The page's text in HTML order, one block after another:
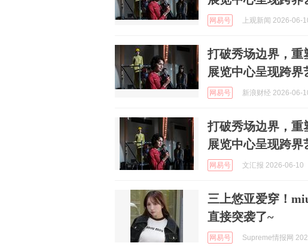
网易号 上观新闻 2026-06-
打破秀场边界，
展览中心呈现跨界
网易号 新浪财经 2026-06-
打破秀场边界，
展览中心呈现跨界
网易号 文汇报 2026-06-10
三上悠亚爱穿！
直接突袭了~
网易号 Supreme情报网